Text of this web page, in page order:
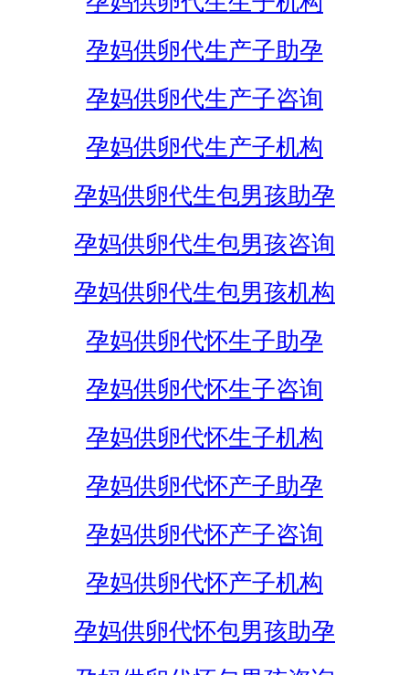
孕妈供卵代生产子助孕
孕妈供卵代生产子咨询
孕妈供卵代生产子机构
孕妈供卵代生包男孩助孕
孕妈供卵代生包男孩咨询
孕妈供卵代生包男孩机构
孕妈供卵代怀生子助孕
孕妈供卵代怀生子咨询
孕妈供卵代怀生子机构
孕妈供卵代怀产子助孕
孕妈供卵代怀产子咨询
孕妈供卵代怀产子机构
孕妈供卵代怀包男孩助孕